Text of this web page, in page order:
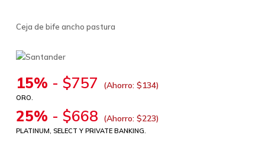
Ceja de bife ancho pastura
15% - $757 (Ahorro: $134)
ORO.
25% - $668 (Ahorro: $223)
PLATINUM, SELECT Y PRIVATE BANKING.